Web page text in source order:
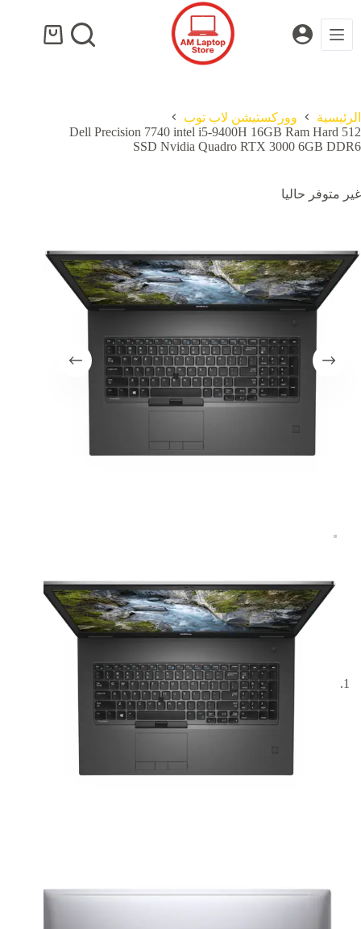
إلى
المحتوى
عربة
الرئيسية
ووركستيشن لاب توب
Dell Precision 7740 intel i5-9400H 16GB Ram Hard 512
SSD Nvidia Quadro RTX 3000 6GB DDR6
غير متوفر حاليا